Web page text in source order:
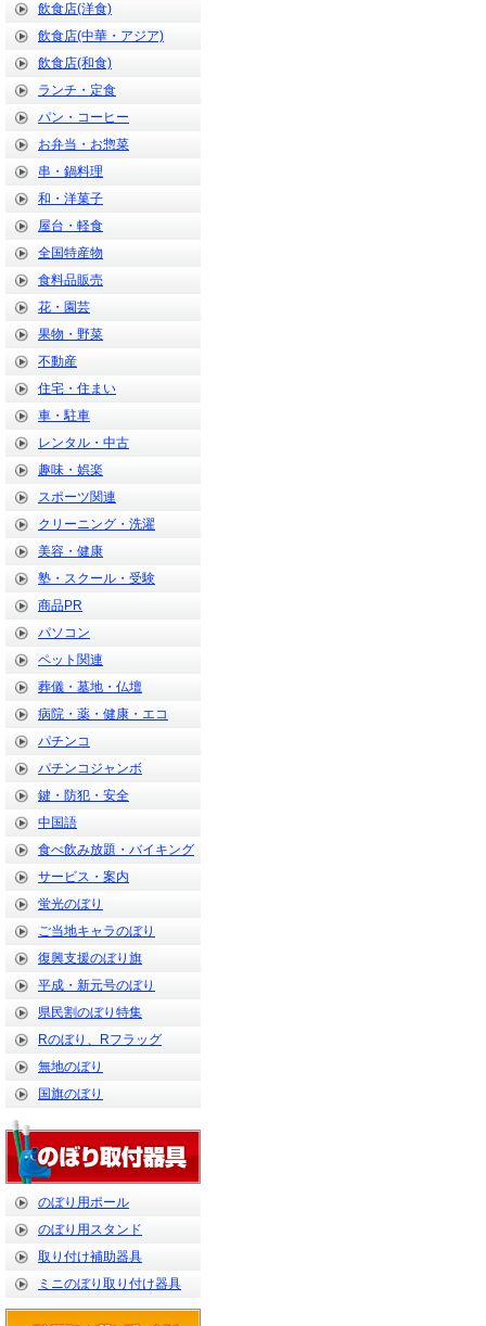
飲食店(洋食)
飲食店(中華・アジア)
飲食店(和食)
ランチ・定食
パン・コーヒー
お弁当・お惣菜
串・鍋料理
和・洋菓子
屋台・軽食
全国特産物
食料品販売
花・園芸
果物・野菜
不動産
住宅・住まい
車・駐車
レンタル・中古
趣味・娯楽
スポーツ関連
クリーニング・洗濯
美容・健康
塾・スクール・受験
商品PR
パソコン
ペット関連
葬儀・墓地・仏壇
病院・薬・健康・エコ
パチンコ
パチンコジャンボ
鍵・防犯・安全
中国語
食べ飲み放題・バイキング
サービス・案内
蛍光のぼり
ご当地キャラのぼり
復興支援のぼり旗
平成・新元号のぼり
県民割のぼり特集
Rのぼり、Rフラッグ
無地のぼり
国旗のぼり
のぼり用ポール
のぼり用スタンド
取り付け補助器具
ミニのぼり取り付け器具